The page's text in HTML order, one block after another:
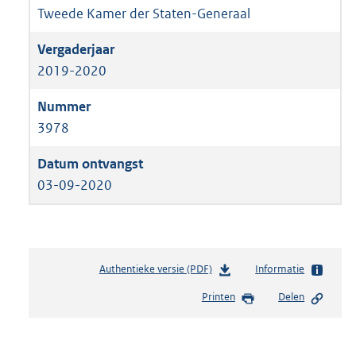
Tweede Kamer der Staten-Generaal
2019-2020
3978
03-09-2020
Authentieke versie (PDF)b
s
Informatie
Printen Delen